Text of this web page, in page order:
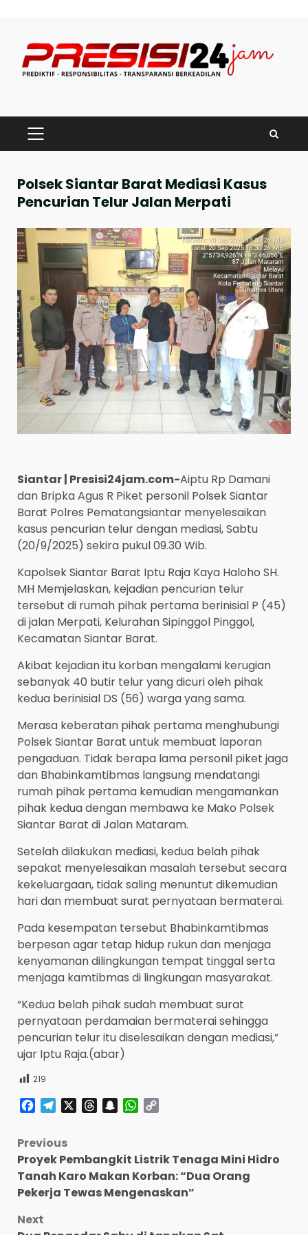
content
PRIMARY
MENU
Polsek Siantar Barat Mediasi Kasus
Pencurian Telur Jalan Merpati
Siantar | Presisi24jam.com-Aiptu Rp Damani
dan Bripka Agus R Piket personil Polsek Siantar
Barat Polres Pematangsiantar menyelesaikan
kasus pencurian telur dengan mediasi, Sabtu
(20/9/2025) sekira pukul 09.30 Wib.
Kapolsek Siantar Barat Iptu Raja Kaya Haloho SH.
MH Memjelaskan, kejadian pencurian telur
tersebut di rumah pihak pertama berinisial P (45)
di jalan Merpati, Kelurahan Sipinggol Pinggol,
Kecamatan Siantar Barat.
Akibat kejadian itu korban mengalami kerugian
sebanyak 40 butir telur yang dicuri oleh pihak
kedua berinisial DS (56) warga yang sama.
Merasa keberatan pihak pertama menghubungi
Polsek Siantar Barat untuk membuat laporan
pengaduan. Tidak berapa lama personil piket jaga
dan Bhabinkamtibmas langsung mendatangi
rumah pihak pertama kemudian mengamankan
pihak kedua dengan membawa ke Mako Polsek
Siantar Barat di Jalan Mataram.
Setelah dilakukan mediasi, kedua belah pihak
sepakat menyelesaikan masalah tersebut secara
kekeluargaan, tidak saling menuntut dikemudian
hari dan membuat surat pernyataan bermaterai.
Pada kesempatan tersebut Bhabinkamtibmas
berpesan agar tetap hidup rukun dan menjaga
kenyamanan dilingkungan tempat tinggal serta
menjaga kamtibmas di lingkungan masyarakat.
“Kedua belah pihak sudah membuat surat
pernyataan perdamaian bermaterai sehingga
pencurian telur itu diselesaikan dengan mediasi,”
ujar Iptu Raja.(abar)
219
Facebook
TelegramThreadsSnapchatWhatsApp
Post
navigation
Previous
Proyek Pembangkit Listrik Tenaga Mini Hidro
Tanah Karo Makan Korban: “Dua Orang
Pekerja Tewas Mengenaskan”
Next